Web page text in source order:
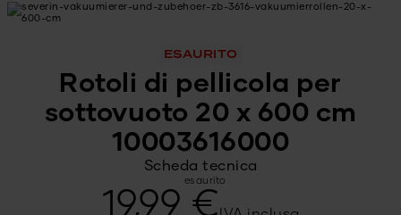
ESAURITO
Rotoli di pellicola per
sottovuoto 20 x 600 cm
10003616000
Scheda tecnica
esaurito
19,99 €